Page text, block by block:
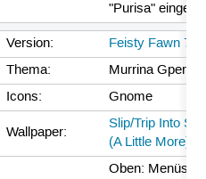
"Purisa"
Version:
Feisty Fawn
Thema:
Murrina
Icons:
Gnome
Wallpaper:
Slip/Trip Into
(A Little More)
Oben: Menüs,